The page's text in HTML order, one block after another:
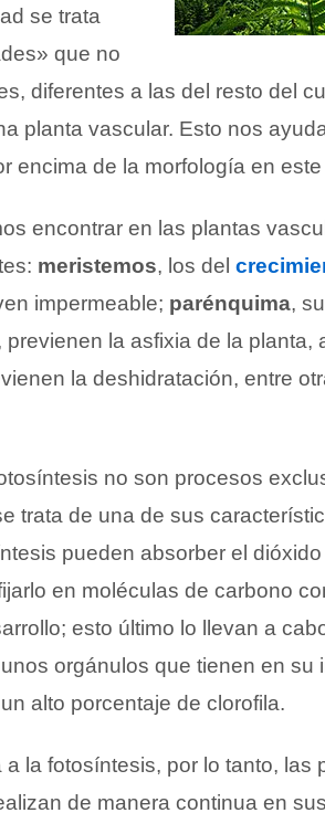
se trata
que no
diferentes a las del resto del
planta vascular. Esto nos
encima de la morfología en
encontrar en las plantas
meristemos, los del
impermeable; parénquima,
la asfixia de la planta,
la deshidratación, entre
no son procesos
trata de una de sus
pueden absorber el
en moléculas de carbono
esto último lo llevan a
orgánulos que tienen en su
alto porcentaje de clorofila.
la fotosíntesis, por lo tanto, las
de manera continua en